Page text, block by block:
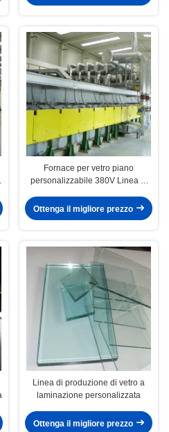
Fornace per vetro piano
personalizzabile 380V Linea di
l'industria del vetro
Ottenga il migliore prezzo
Linea di produzione di vetro a
laminazione personalizzata
Ottenga il migliore prezzo